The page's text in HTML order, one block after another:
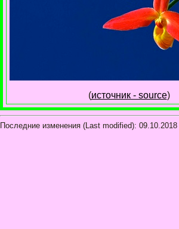
(источник - source)
Последние изменения (Last modified): 09.10.2018